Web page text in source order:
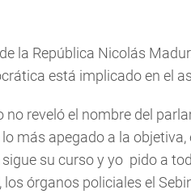
la República Nicolás
está implicado en el
no reveló el nombre del
más apegado a la
su curso y yo pido a
los órganos policiales el